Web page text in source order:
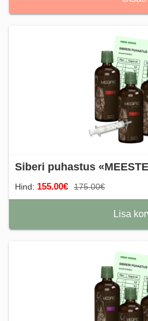
Siberi puhastus
Hind: 155.00€ 175.00€
Lisa